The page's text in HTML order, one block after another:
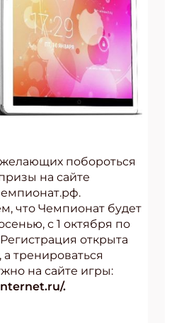
побороться
на сайте
что Чемпионат будет
с 1 октября по
открыта
а тренироваться
на сайте игры:
.